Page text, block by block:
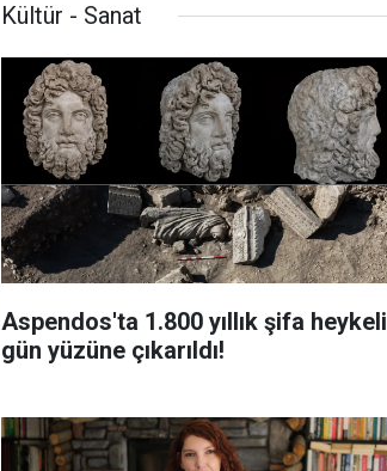
Kültür - Sanat
Aspendos'ta 1.800 yıllık şifa heykeli
gün yüzüne çıkarıldı!